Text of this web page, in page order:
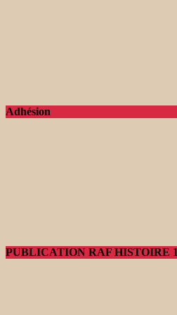
Adhésion
PUBLICATION RAF HISTOIRE